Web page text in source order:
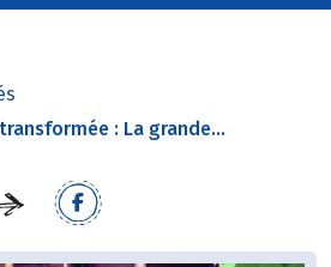
: La grande...